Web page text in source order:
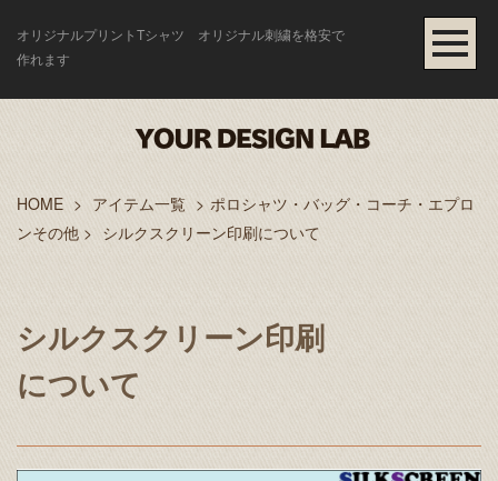
オリジナルプリントTシャツ オリジナル刺繍を格安で
作れます
HOME > アイテム一覧 > ポロシャツ・バッグ・コーチ・エプロ
ンその他 > シルクスクリーン印刷について
シルクスクリーン印刷
について